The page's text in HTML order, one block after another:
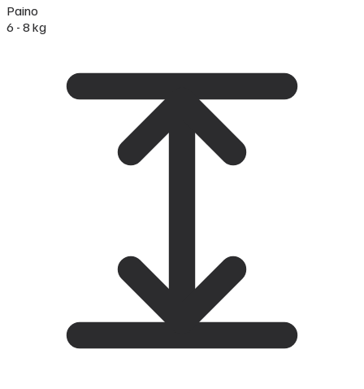
Paino
6 - 8 kg